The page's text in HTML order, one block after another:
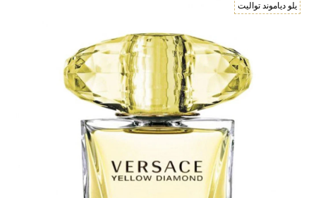
يلو دياموند تواليت